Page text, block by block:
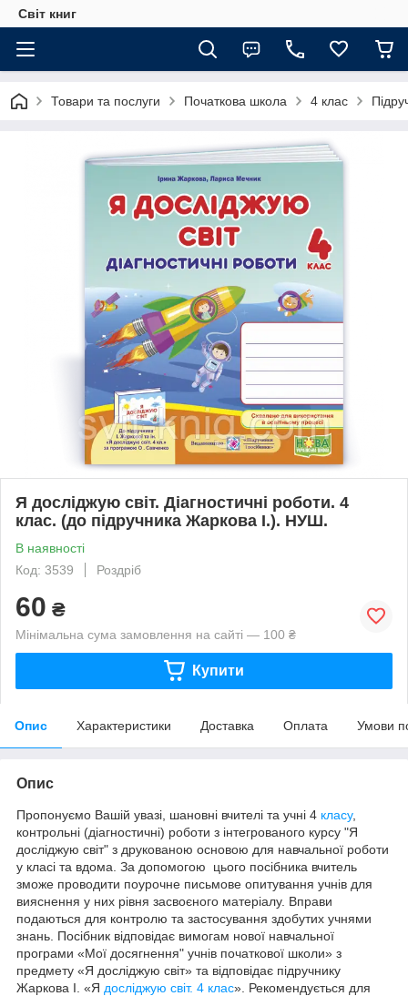
Світ книг
Товари та послуги Початкова школа 4 клас
Я досліджую світ. Діагностичні роботи. 4
клас. (до підручника Жаркова І.). НУШ.
В наявності
Код: 3539
Роздріб
60 ₴
Мінімальна сума замовлення на сайті — 100 ₴
Купити
Опис Характеристики Доставка Оплата Умови
Опис
Пропонуємо Вашій увазі шановні вчителі та учні 4 класу,
контрольні (діагностичні) роботи з інтегрованого курсу "Я
досліджую світ" з друкованою основою для навчальної роботи
у класі та вдома За допомогою цього посібника вчитель
зможе проводити поурочне письмове опитування учнів для
вияснення у них рівня засвоєного матеріалу. Вправи
подаються для контролю та застосування здобутих учнями
знань Посібник відповідає вимогам нової навчальної
програми «Мої досягнення" учнів початкової школи» з
предмету «Я досліджую світ» та відповідає підручнику
Жаркова І. «Я досліджую світ. 4 клас». Рекомендується для